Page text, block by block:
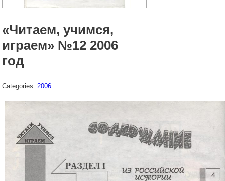
«Читаем, учимся,
играем» №12 2006
год
Categories: 2006